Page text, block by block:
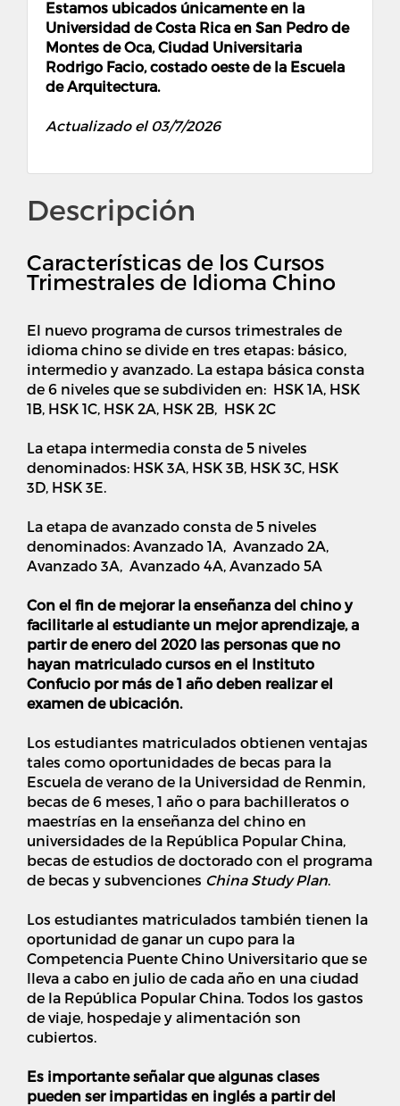
Estamos ubicados únicamente en la
Universidad de Costa Rica en San Pedro de
Montes de Oca, Ciudad Universitaria
Rodrigo Facio, costado oeste de la Escuela
de Arquitectura.
Actualizado el 03/7/2026
Descripción
Características de los Cursos
Trimestrales de Idioma Chino
El nuevo programa de cursos trimestrales de
idioma chino se divide en tres etapas: básico,
intermedio y avanzado. La estapa básica consta
de 6 niveles que se subdividen en: HSK 1A, HSK
1B, HSK 1C, HSK 2A, HSK 2B, HSK 2C
La etapa intermedia consta de 5 niveles
denominados: HSK 3A, HSK 3B, HSK 3C, HSK
3D, HSK 3E.
La etapa de avanzado consta de 5 niveles
denominados: Avanzado 1A, Avanzado 2A,
Avanzado 3A, Avanzado 4A, Avanzado 5A
Con el fin de mejorar la enseñanza del chino y
facilitarle al estudiante un mejor aprendizaje, a
partir de enero del 2020 las personas que no
hayan matriculado cursos en el Instituto
Confucio por más de 1 año deben realizar el
examen de ubicación.
Los estudiantes matriculados obtienen ventajas
tales como oportunidades de becas para la
Escuela de verano de la Universidad de Renmin,
becas de 6 meses, 1 año o para bachilleratos o
maestrías en la enseñanza del chino en
universidades de la República Popular China,
becas de estudios de doctorado con el programa
de becas y subvenciones China Study Plan.
Los estudiantes matriculados también tienen la
oportunidad de ganar un cupo para la
Competencia Puente Chino Universitario que se
lleva a cabo en julio de cada año en una ciudad
de la República Popular China. Todos los gastos
de viaje, hospedaje y alimentación son
cubiertos.
Es importante señalar que algunas clases
pueden ser impartidas en inglés a partir del